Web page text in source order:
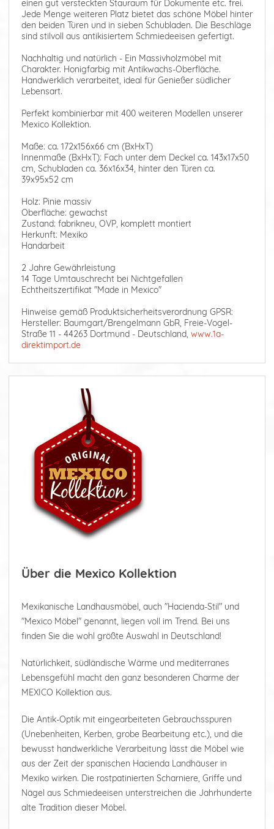
einen gut versteckten Stauraum für Dokumente etc. frei.
Jede Menge weiteren Platz bietet das schöne Möbel hinter
den beiden Türen und in sieben Schubladen. Die Beschläge
sind stilvoll aus antikisiertem Schmiedeeisen gefertigt.
Nachhaltig und natürlich - Ein Massivholzmöbel mit
Charakter. Honigfarbig mit Antikwachs-Oberfläche.
Handwerklich verarbeitet, ideal für Genießer südlicher
Lebensart.
Perfekt kombinierbar mit 400 weiteren Modellen unserer
Mexico Kollektion.
Maße: ca. 172x156x66 cm (BxHxT)
Innenmaße (BxHxT): Fach unter dem Deckel ca. 143x17x50
cm, Schubladen ca. 36x16x34, hinter den Türen ca.
39x95x52 cm
Holz: Pinie massiv
Oberfläche: gewachst
Zustand: fabrikneu, OVP, komplett montiert
Herkunft: Mexiko
Handarbeit
2 Jahre Gewährleistung
14 Tage Umtauschrecht bei Nichtgefallen
Echtheitszertifikat "Made in Mexico"
Hinweise gemäß Produktsicherheitsverordnung GPSR:
Hersteller: Baumgart/Brengelmann GbR, Freie-Vogel-
Straße 11 - 44263 Dortmund - Deutschland, www.1a-
direktimport.de
Über die Mexico Kollektion
Mexikanische Landhausmöbel, auch "Hacienda-Stil" und
"Mexico Möbel" genannt, liegen voll im Trend. Bei uns
finden Sie die wohl größte Auswahl in Deutschland!
Natürlichkeit, südländische Wärme und mediterranes
Lebensgefühl macht den ganz besonderen Charme der
MEXICO Kollektion aus.
Die Antik-Optik mit eingearbeiteten Gebrauchsspuren
(Unebenheiten, Kerben, grobe Bearbeitung etc.), und die
bewusst handwerkliche Verarbeitung lässt die Möbel wie
aus der Zeit der spanischen Hacienda Landhäuser in
Mexiko wirken. Die rostpatinierten Scharniere, Griffe und
Nägel aus Schmiedeeisen unterstreichen die Jahrhunderte
alte Tradition dieser Möbel.